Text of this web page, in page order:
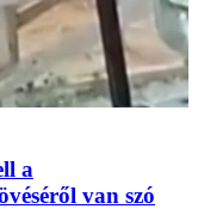
a
van szó